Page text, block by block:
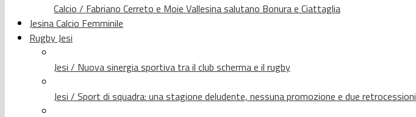
Calcio / Fabriano Cerreto e Moie Vallesina salutano Bonura e Ciattaglia
Jesina Calcio Femminile
Rugby Jesi
Jesi / Nuova sinergia sportiva tra il club scherma e il rugby
Jesi / Sport di squadra: una stagione deludente, nessuna promozione e due retrocessioni